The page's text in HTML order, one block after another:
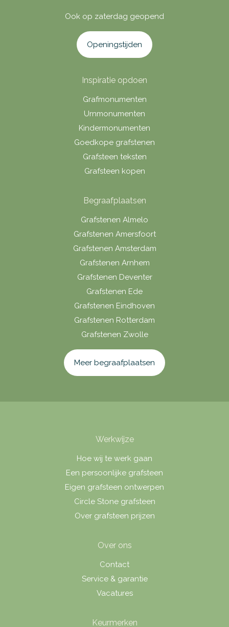
Ook op zaterdag geopend
Openingstijden
Inspiratie opdoen
Grafmonumenten
Urnmonumenten
Kindermonumenten
Goedkope grafstenen
Grafsteen teksten
Grafsteen kopen
Begraafplaatsen
Grafstenen Almelo
Grafstenen Amersfoort
Grafstenen Amsterdam
Grafstenen Arnhem
Grafstenen Deventer
Grafstenen Ede
Grafstenen Eindhoven
Grafstenen Rotterdam
Grafstenen Zwolle
Meer begraafplaatsen
Werkwijze
Hoe wij te werk gaan
Een persoonlijke grafsteen
Eigen grafsteen ontwerpen
Circle Stone grafsteen
Over grafsteen prijzen
Over ons
Contact
Service & garantie
Vacatures
Keurmerken